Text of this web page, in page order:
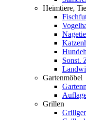
Heimtiere,
Sonst.
Gartenmöbel
Grillen